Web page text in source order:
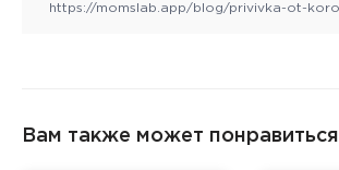
Вам также может понравиться